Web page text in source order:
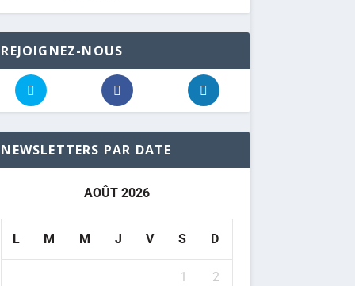
REJOIGNEZ-NOUS
NEWSLETTERS PAR DATE
AOÛT 2026
L M M J V S D
1 2